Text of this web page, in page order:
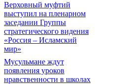
Верховный муфтий
выступил на пленарном
заседании Группы
стратегического видения
«Россия – Исламский
мир»
Мусульмане ждут
появления уроков
нравственности в школах